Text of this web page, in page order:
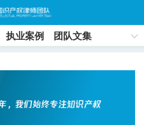
执业案例
团队文集